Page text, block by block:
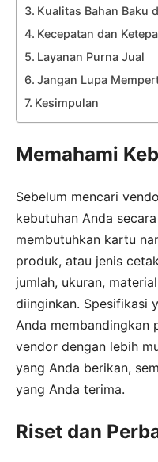
Kualitas Bahan Baku
Kecepatan dan
Layanan Purna Jual
Jangan Lupa
Kesimpulan
Memahami
Sebelum mencari
kebutuhan Anda
membutuhkan kartu
produk, atau jenis
jumlah, ukuran,
diinginkan. Spesifikasi
Anda membandingkan
vendor dengan lebih
yang Anda berikan,
yang Anda terima.
Riset dan